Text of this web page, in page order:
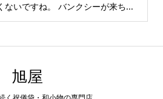
ないですね。 バンクシーが来ち...
旭屋